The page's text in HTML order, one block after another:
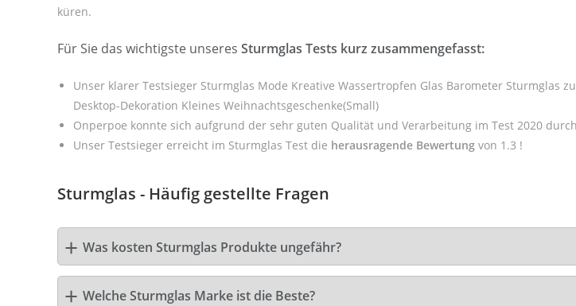
küren.
Für Sie das wichtigste unseres Sturmglas Tests kurz zusammengefasst:
Unser klarer Testsieger Sturmglas Mode Kreative Wassertropfen Glas Barometer Sturmglas
Desktop-Dekoration Kleines Weihnachtsgeschenke(Small)
Onperpoe konnte sich aufgrund der sehr guten Qualität und Verarbeitung im Test 2020
Unser Testsieger erreicht im Sturmglas Test die herausragende Bewertung von 1.3 !
Sturmglas - Häufig gestellte Fragen
Was kosten Sturmglas Produkte ungefähr?
Welche Sturmglas Marke ist die Beste?